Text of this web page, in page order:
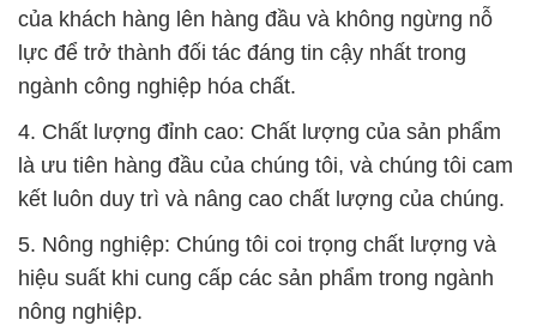
của khách hàng lên hàng đầu và không ngừng nỗ
lực để trở thành đối tác đáng tin cậy nhất trong
ngành công nghiệp hóa chất.
4. Chất lượng đỉnh cao: Chất lượng của sản phẩm
là ưu tiên hàng đầu của chúng tôi, và chúng tôi cam
kết luôn duy trì và nâng cao chất lượng của chúng.
5. Nông nghiệp: Chúng tôi coi trọng chất lượng và
hiệu suất khi cung cấp các sản phẩm trong ngành
nông nghiệp.